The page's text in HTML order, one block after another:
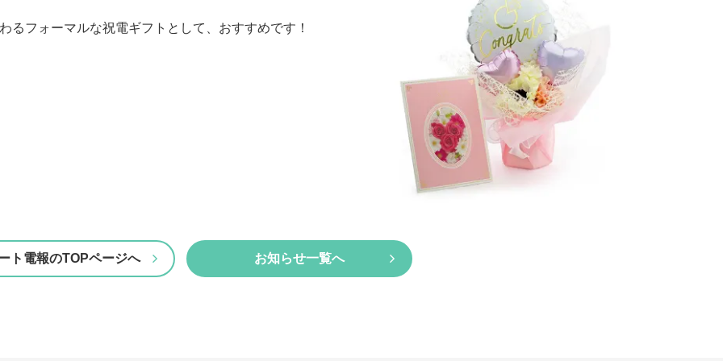
るフォーマルな祝電ギフトとして、おすすめです！
お知らせ一覧へ
ト電報のTOPページへ